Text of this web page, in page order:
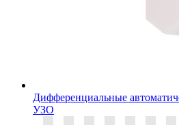
Дифференциальные
УЗО